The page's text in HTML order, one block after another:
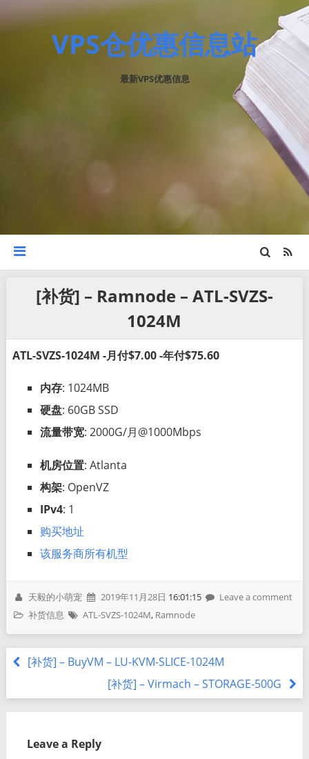
VPS仓优惠信息站
最新VPS优惠信息
[补货] – Ramnode – ATL-SVZS-
1024M
ATL-SVZS-1024M -月付$7.00 -年付$75.60
内存: 1024MB
硬盘: 60GB SSD
流量带宽: 2000G/月@1000Mbps
机房位置: Atlanta
构架: OpenVZ
IPv4: 1
购买地址
该服务商所有机型
天毅的小萌宠 2019年11月28日 16:01:15
Leave a comment
补货信息
ATL-SVZS-1024M, Ramnode
[补货] – BuyVM – LU-KVM-SLICE-1024M
[补货] – Virmach – STORAGE-500G
Leave a Reply